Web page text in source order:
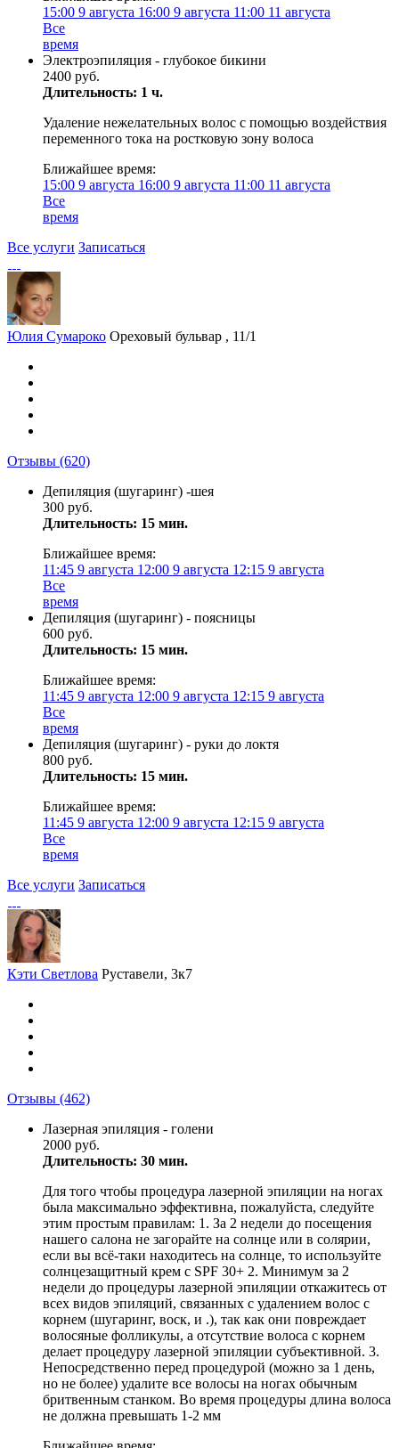
15:00 9 августа 16:00 9 августа 11:00 11 августа
Все
время
Электроэпиляция - глубокое бикини
2400 руб.
Длительность: 1 ч.
Удаление нежелательных волос с помощью воздействия
переменного тока на ростковую зону волоса
Ближайшее время:
15:00 9 августа 16:00 9 августа 11:00 11 августа
Все
время
Все услуги Записаться
Юлия Сумароко Ореховый бульвар , 11/1
Отзывы (620)
Депиляция (шугаринг) -шея
300 руб.
Длительность: 15 мин.
Ближайшее время:
11:45 9 августа 12:00 9 августа 12:15 9 августа
Все
время
Депиляция (шугаринг) - поясницы
600 руб.
Длительность: 15 мин.
Ближайшее время:
11:45 9 августа 12:00 9 августа 12:15 9 августа
Все
время
Депиляция (шугаринг) - руки до локтя
800 руб.
Длительность: 15 мин.
Ближайшее время:
11:45 9 августа 12:00 9 августа 12:15 9 августа
Все
время
Все услуги Записаться
Кэти Светлова Руставели, 3к7
Отзывы (462)
Лазерная эпиляция - голени
2000 руб.
Длительность: 30 мин.
Для того чтобы процедура лазерной эпиляции на ногах
была максимально эффективна, пожалуйста, следуйте
этим простым правилам: 1. За 2 недели до посещения
нашего салона не загорайте на солнце или в солярии,
если вы всё-таки находитесь на солнце, то используйте
солнцезащитный крем с SPF 30+ 2. Минимум за 2
недели до процедуры лазерной эпиляции откажитесь от
всех видов эпиляций, связанных с удалением волос с
корнем (шугаринг, воск, и .), так как они повреждает
волосяные фолликулы, а отсутствие волоса с корнем
делает процедуру лазерной эпиляции субъективной. 3.
Непосредственно перед процедурой (можно за 1 день,
но не более) удалите все волосы на ногах обычным
бритвенным станком. Во время процедуры длина волоса
не должна превышать 1-2 мм